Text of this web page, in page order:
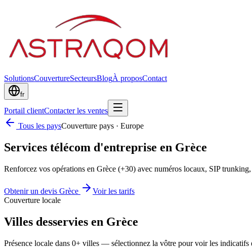
SolutionsCouvertureSecteursBlogÀ proposContact
fr
Portail clientContacter les ventes
Tous les paysCouverture pays · Europe
Services télécom d'entreprise en Grèce
Renforcez vos opérations en Grèce (+30) avec numéros locaux, SIP
Obtenir un devis Grèce
Voir les tarifs
Couverture locale
Villes desservies en Grèce
Présence locale dans 0+ villes — sélectionnez la vôtre pour voir les indicatifs